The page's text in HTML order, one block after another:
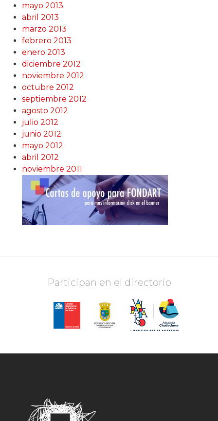
mayo 2013
abril 2013
marzo 2013
febrero 2013
enero 2013
diciembre 2012
noviembre 2012
octubre 2012
septiembre 2012
agosto 2012
julio 2012
junio 2012
mayo 2012
abril 2012
noviembre 2011
Participan en el directorio